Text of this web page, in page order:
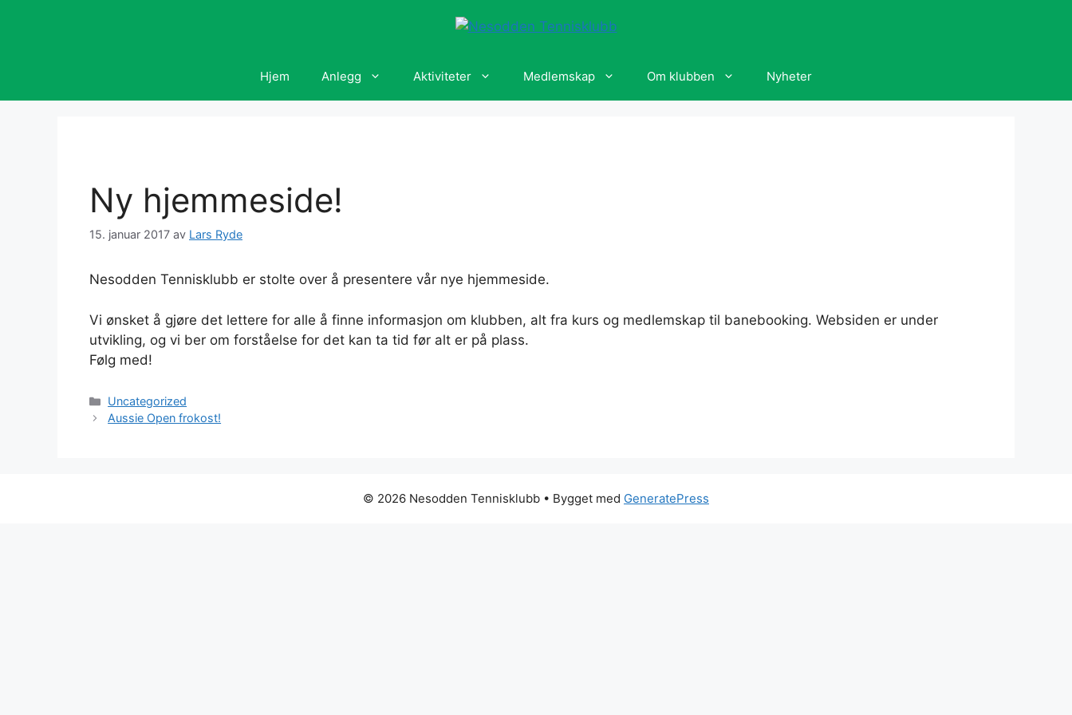
Hjem Anlegg Aktiviteter Medlemskap Om klubben Nyheter
Ny hjemmeside!
15. januar 2017 av Lars Ryde
Nesodden Tennisklubb er stolte over å presentere vår nye hjemmeside.
Vi ønsket å gjøre det lettere for alle å finne informasjon om klubben, alt fra kurs og medlemskap til banebooking. Websiden er under
utvikling, og vi ber om forståelse for det kan ta tid før alt er på plass.
Følg med!
Kategorier
Uncategorized
Aussie Open frokost!
© 2026 Nesodden Tennisklubb • Bygget med GeneratePress